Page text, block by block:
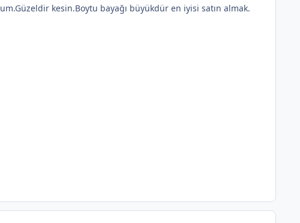
kesin.Boytu bayağı büyükdür en iyisi satın almak.